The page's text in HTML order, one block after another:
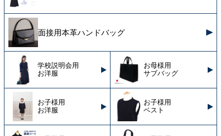
面接用本革ハンドバッグ
学校説明会用
お洋服
お母様用
サブバッグ
お子様用
お洋服
お子様用
ベスト